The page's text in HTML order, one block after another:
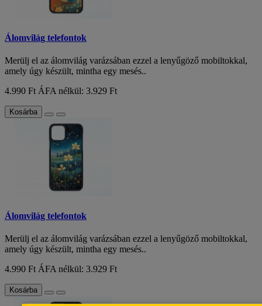
Álomvilág telefontok
Merülj el az álomvilág varázsában ezzel a lenyűgöző mobiltokkal,
amely úgy készült, mintha egy mesés..
4.990 Ft ÁFA nélkül: 3.929 Ft
Kosárba
Álomvilág telefontok
Merülj el az álomvilág varázsában ezzel a lenyűgöző mobiltokkal,
amely úgy készült, mintha egy mesés..
4.990 Ft ÁFA nélkül: 3.929 Ft
Kosárba